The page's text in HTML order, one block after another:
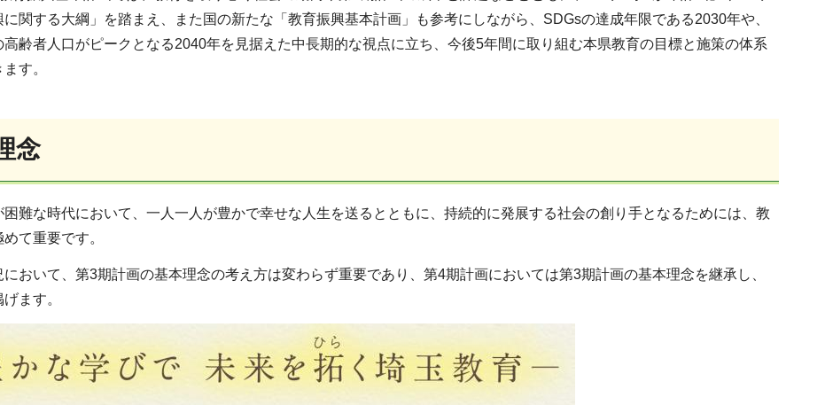
に関する大綱」を踏まえ、また国の新たな「教育振興基本計画」も参考にしながら、SDGsの達成年限である2030年や、
高齢者人口がピークとなる2040年を見据えた中長期的な視点に立ち、今後5年間に取り組む本県教育の目標と施策の体系
す。
念
困難な時代において、一人一人が豊かで幸せな人生を送るとともに、持続的に発展する社会の創り手となるためには、教
て重要です。
において、第3期計画の基本理念の考え方は変わらず重要であり、第4期計画においては第3期計画の基本理念を継承し、
ます。